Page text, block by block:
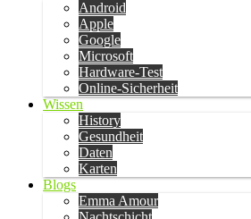
Android
Apple
Google
Microsoft
Hardware-Test
Online-Sicherheit
Wissen
History
Gesundheit
Daten
Karten
Blogs
Emma Amour